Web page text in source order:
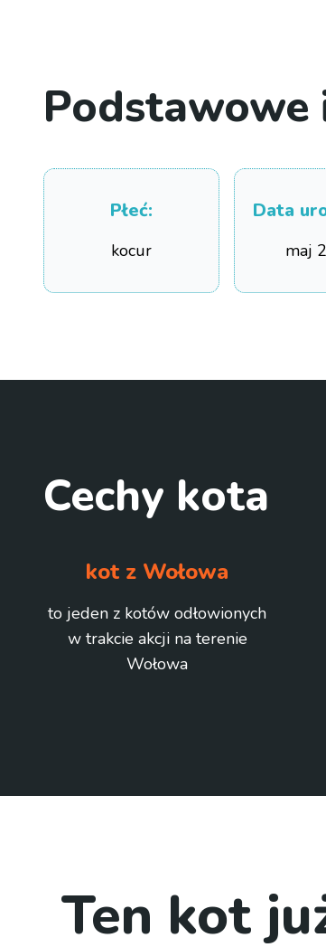
Płeć:
kocur
Data
maj
Cechy kota
kot z Wołowa
to jeden z kotów odłowionych
w trakcie akcji na terenie
Wołowa
Ten kot